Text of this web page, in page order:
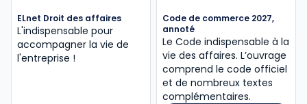
solutions concrètes pour appréhender la
complexité du droit des affaires et son application
pratique.
ELnet Droit des affaires
L'indispensable pour
accompagner la vie de
l'entreprise !
Code de commerce 2027,
annoté
Le Code indispensable à la
vie des affaires. L’ouvrage
comprend le code officiel
et de nombreux textes
complémentaires.